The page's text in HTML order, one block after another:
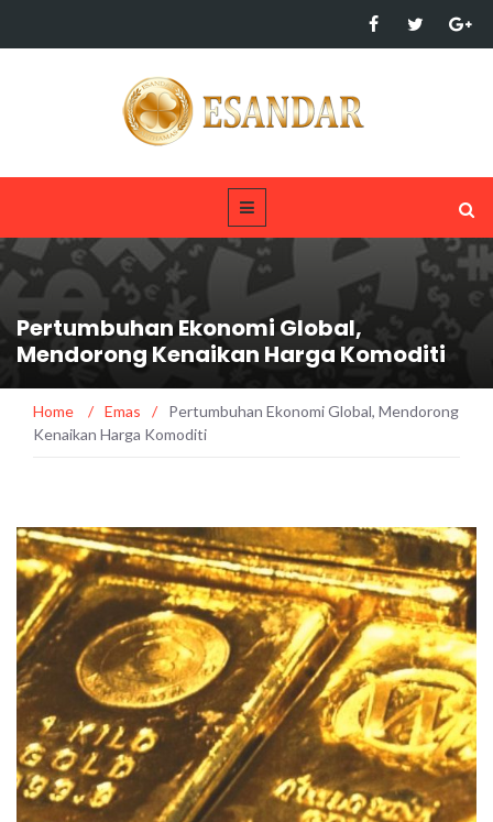
Pertumbuhan Ekonomi Global,
Mendorong Kenaikan Harga Komoditi
Home / Emas /
Pertumbuhan Ekonomi Global, Mendorong
Kenaikan Harga Komoditi